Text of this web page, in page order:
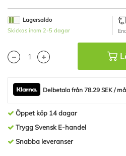
av
bildgalleriet
Lagersaldo
Skickas inom 2-5 dagar
Delbetala från 78.29 SEK /
Öppet köp 14 dagar
Trygg Svensk E-handel
Snabba leveranser